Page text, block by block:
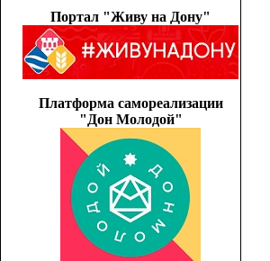
Портал "Живу на Дону"
Платформа самореализации
"Дон Молодой"